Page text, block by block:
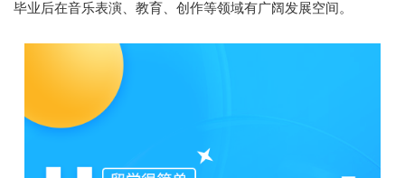
毕业后在音乐表演、教育、创作等领域有广阔发展空间。